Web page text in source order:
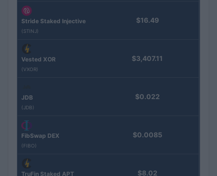
Stride Staked Injective
(STINJ)
$16.49
Vested XOR
(VXOR)
$3,407.11
JDB
(JDB)
$0.022
FibSwap DEX
(FIBO)
$0.0085
TruFin Staked APT $8.02